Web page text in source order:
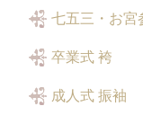
七五三・お宮
卒業式 袴
成人式 振袖